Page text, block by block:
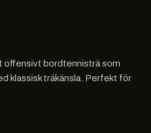
offensivt bordtennisträ som
klassisk träkänsla. Perfekt för